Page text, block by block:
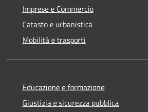
Imprese e Commercio
Catasto e urbanistica
Mobilità e trasporti
Educazione e formazione
Giustizia e sicurezza pubblica